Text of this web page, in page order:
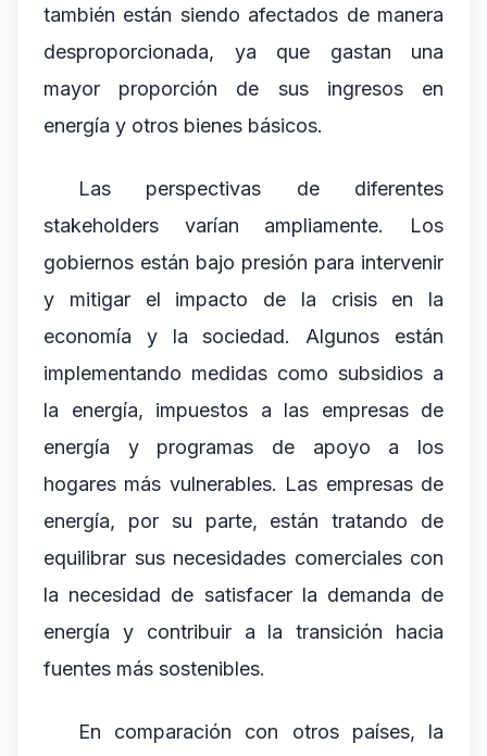
también están siendo afectados de manera
desproporcionada, ya que gastan una
mayor proporción de sus ingresos en
energía y otros bienes básicos.
Las perspectivas de diferentes
stakeholders varían ampliamente. Los
gobiernos están bajo presión para intervenir
y mitigar el impacto de la crisis en la
economía y la sociedad. Algunos están
implementando medidas como subsidios a
la energía, impuestos a las empresas de
energía y programas de apoyo a los
hogares más vulnerables. Las empresas de
energía, por su parte, están tratando de
equilibrar sus necesidades comerciales con
la necesidad de satisfacer la demanda de
energía y contribuir a la transición hacia
fuentes más sostenibles.
En comparación con otros países, la